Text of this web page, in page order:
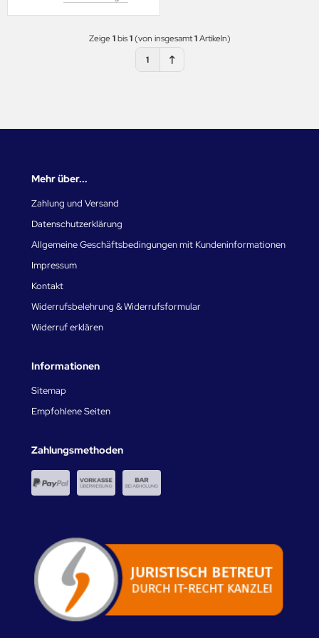
Zeige1bis1(von insgesamt1Artikeln)
1
Mehr über...
Zahlung und Versand
Datenschutzerklärung
Allgemeine Geschäftsbedingungen mit Kundeninformationen
Impressum
Kontakt
Widerrufsbelehrung & Widerrufsformular
Widerruf erklären
Informationen
Sitemap
Empfohlene Seiten
Zahlungsmethoden